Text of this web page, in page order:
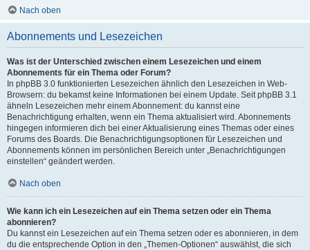
Nach oben
Abonnements und Lesezeichen
Was ist der Unterschied zwischen einem Lesezeichen und einem
Abonnements für ein Thema oder Forum?
In phpBB 3.0 funktionierten Lesezeichen ähnlich den Lesezeichen in Web-
Browsern: du bekamst keine Informationen bei einem Update. Seit phpBB 3.1
ähneln Lesezeichen mehr einem Abonnement: du kannst eine
Benachrichtigung erhalten, wenn ein Thema aktualisiert wird. Abonnements
hingegen informieren dich bei einer Aktualisierung eines Themas oder eines
Forums des Boards. Die Benachrichtigungsoptionen für Lesezeichen und
Abonnements können im persönlichen Bereich unter „Benachrichtigungen
einstellen“ geändert werden.
Nach oben
Wie kann ich ein Lesezeichen auf ein Thema setzen oder ein Thema
abonnieren?
Du kannst ein Lesezeichen auf ein Thema setzen oder es abonnieren, in dem
du die entsprechende Option in den „Themen-Optionen“ auswählst, die sich